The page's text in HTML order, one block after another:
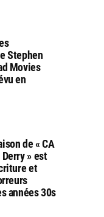
Stephen
Movies
en
de « CA
» est
et
années 30s